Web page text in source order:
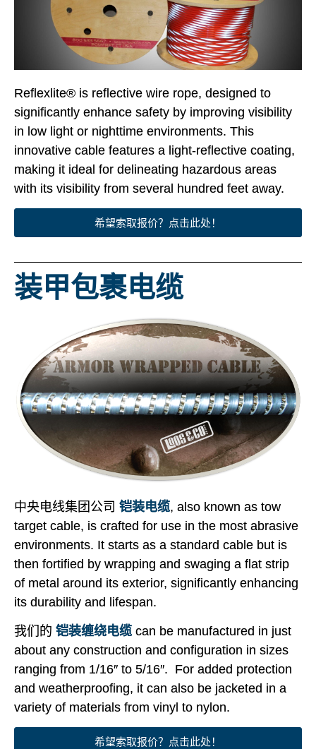
Reflexlite® is reflective wire rope, designed to
significantly enhance safety by improving visibility
in low light or nighttime environments. This
innovative cable features a light-reflective coating,
making it ideal for delineating hazardous areas
with its visibility from several hundred feet away.
希望索取报价？点击此处！
装甲包裹电缆
中央电线集团公司 铠装电缆, also known as tow
target cable, is crafted for use in the most abrasive
environments. It starts as a standard cable but is
then fortified by wrapping and swaging a flat strip
of metal around its exterior, significantly enhancing
its durability and lifespan.
我们的 铠装缠绕电缆 can be manufactured in just
about any construction and configuration in sizes
ranging from 1/16″ to 5/16″. For added protection
and weatherproofing, it can also be jacketed in a
variety of materials from vinyl to nylon.
希望索取报价？点击此处！